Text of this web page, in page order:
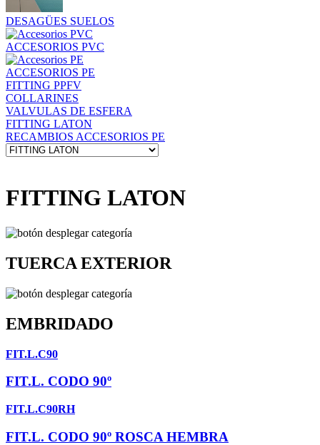
DESAGÜES SUELOS
ACCESORIOS PVC
ACCESORIOS PE
FITTING PPFV
COLLARINES
VALVULAS DE ESFERA
FITTING LATON
RECAMBIOS ACCESORIOS PE
FITTING LATON
TUERCA EXTERIOR
EMBRIDADO
FIT.L.C90
FIT.L. CODO 90º
FIT.L.C90RH
FIT.L. CODO 90º ROSCA HEMBRA